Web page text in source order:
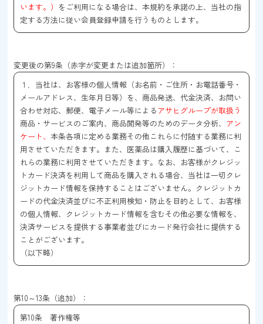
います。） をご利用になる場合は、本規約を承諾の上、当社の指
定する方法に従い会員登録申請を行うものとします。
変更後の第9条（赤字が変更または追加箇所）：
１．当社は、お客様の個人情報（お名前・ご住所・お電話番号・
メールアドレス、生年月日等）を、商品発送、代金決済、お問い
合わせ対応、郵便、電子メール等によるアサヒグループが取扱う
商品・サービスのご案内、商品開発等のためのデータ分析、 アン
ケート、本条各項に定める業務その他これらに付随する業務に利
用させていただきます。また、医薬品は購入履歴に基づいて、こ
れらの業務に利用させていただきます。なお、お客様がクレジッ
トカード決済を利用して商品を購入される場合、当社は一切クレ
ジットカード情報を保持することはございません。クレジットカ
ードの代金決済並びに不正利用検知・防止を目的として、お客様
の個人情報、クレジットカード情報を含むその他必要な情報を、
決済サービスを提供する事業者並びにカード発行会社に提供する
ことがございます。
（以下略）
第10～13条（追加）：
第10条 著作権等